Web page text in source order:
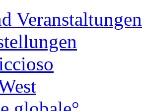
Veranstaltungen